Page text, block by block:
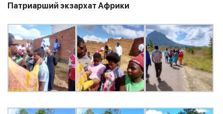
Патриарший экзархат Африки